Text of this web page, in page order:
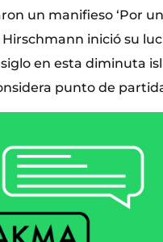
un manifieso ‘Por
inició su
en esta diminuta
punto de